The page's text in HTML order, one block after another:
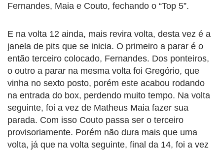
Fernandes, Maia e Couto, fechando o “Top 5”.
E na volta 12 ainda, mais revira volta, desta vez é a
janela de pits que se inicia. O primeiro a parar é o
então terceiro colocado, Fernandes. Dos ponteiros,
o outro a parar na mesma volta foi Gregório, que
vinha no sexto posto, porém este acabou rodando
na entrada do box, perdendo muito tempo. Na volta
seguinte, foi a vez de Matheus Maia fazer sua
parada. Com isso Couto passa ser o terceiro
provisoriamente. Porém não dura mais que uma
volta, já que na volta seguinte, final da 14, foi a vez